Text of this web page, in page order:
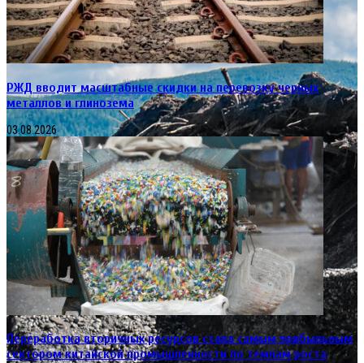
РЖД вводит масштабные скидки на перевозку черных
металлов и глинозема
03.08.2026
Переработка вторичных ресурсов стала самым прибыльным
сектором китайской промышленности по темпам роста